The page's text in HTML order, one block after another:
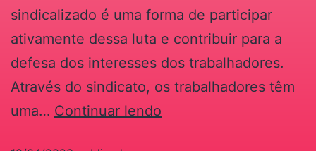
sindicalizado é uma forma de participar
ativamente dessa luta e contribuir para a
defesa dos interesses dos trabalhadores.
Através do sindicato, os trabalhadores têm
uma… Continuar lendo